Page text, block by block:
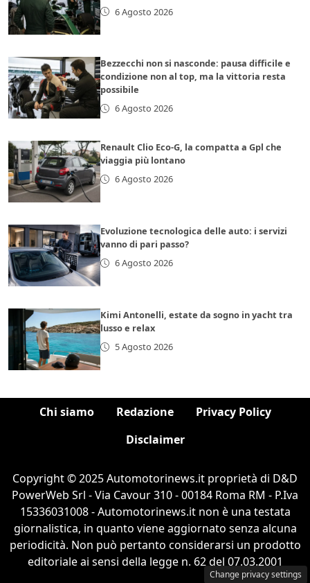
6 Agosto 2026
Bezzecchi non si nasconde: pausa difficile e
condizione non al top, ma la vittoria resta
possibile
6 Agosto 2026
Renault Clio Eco-G, la compatta a Gpl che
viaggia più lontano
6 Agosto 2026
Evoluzione tecnologica delle auto: i servizi
vanno di pari passo?
6 Agosto 2026
Kimi Antonelli, estate da sogno in yacht tra
lusso e relax
5 Agosto 2026
Chi siamo Redazione
Privacy Policy
Disclaimer
Copyright © 2025 Automotorinews.it proprietà di D&D
PowerWeb Srl - Via Cavour 310 - 00184 Roma RM - P.Iva
15336031008 - Automotorinews.it non è una testata
giornalistica, in quanto viene aggiornato senza alcuna
periodicità. Non può pertanto considerarsi un prodotto
editoriale ai sensi della legge n. 62 del 07.03.2001
Change privacy settings